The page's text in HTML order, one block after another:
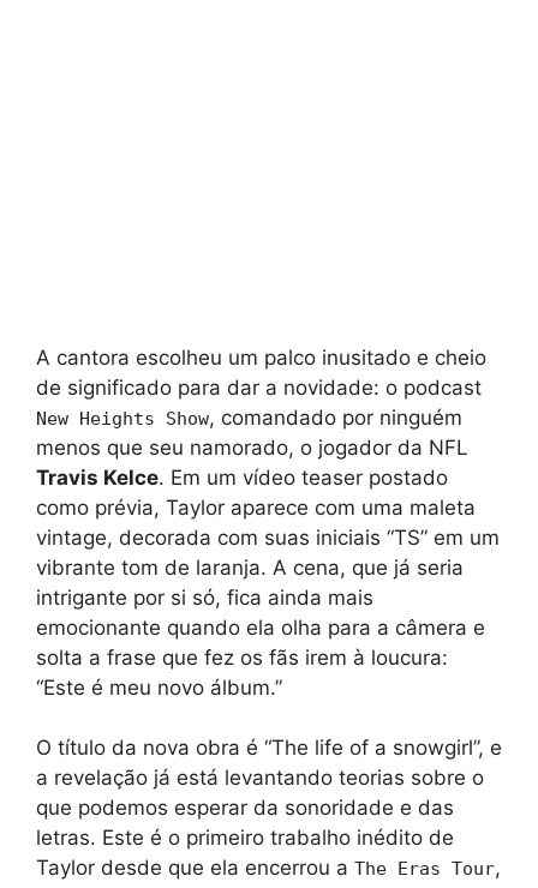
A cantora escolheu um palco inusitado e cheio
de significado para dar a novidade: o podcast
New Heights Show, comandado por ninguém
menos que seu namorado, o jogador da NFL
Travis Kelce. Em um vídeo teaser postado
como prévia, Taylor aparece com uma maleta
vintage, decorada com suas iniciais “TS” em um
vibrante tom de laranja. A cena, que já seria
intrigante por si só, fica ainda mais
emocionante quando ela olha para a câmera e
solta a frase que fez os fãs irem à loucura:
“Este é meu novo álbum.”
O título da nova obra é “The life of a snowgirl”, e
a revelação já está levantando teorias sobre o
que podemos esperar da sonoridade e das
letras. Este é o primeiro trabalho inédito de
Taylor desde que ela encerrou a The Eras Tour,